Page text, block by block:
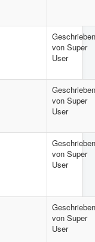
Geschrieben
von Super
User
Geschrieben
von Super
User
Geschrieben
von Super
User
Geschrieben
von Super
User